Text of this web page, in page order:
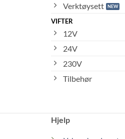
Verktøysett
VIFTER
12V
24V
230V
Tilbehør
Hjelp